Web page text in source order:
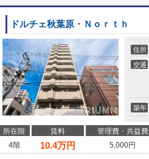
ドルチェ秋葉原・Ｎｏｒｔｈ
住所
交通
築年
所在階 賃料 管理費・共益費
4階
10.4万円 5,000円